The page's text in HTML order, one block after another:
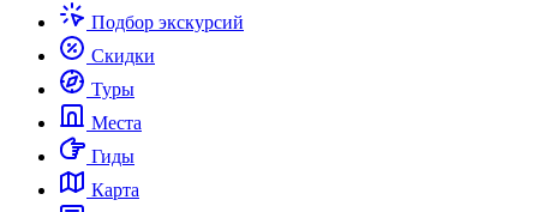
Подбор экскурсий
Скидки
Туры
Места
Гиды
Карта